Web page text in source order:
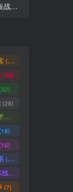
髓
(46)
(38)
(28)
炒股技术形态
(12)
螺旋桨K线
(11)
(7)
语！